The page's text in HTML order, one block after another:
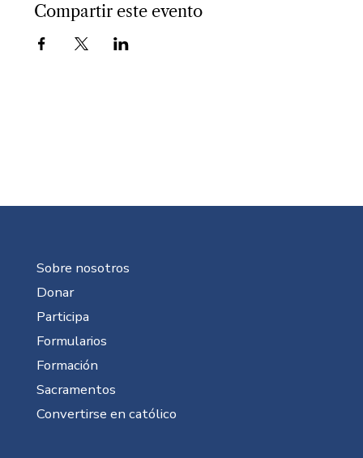
Compartir este evento
Sobre nosotros
Donar
Participa
Formularios
Formación
Sacramentos
Convertirse en católico